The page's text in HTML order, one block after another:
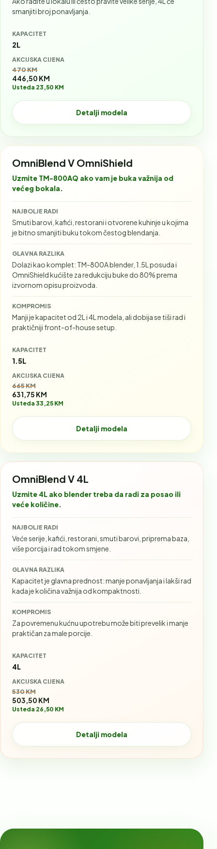
smanjiti broj ponavljanja.
KAPACITET
2L
AKCIJSKA CIJENA
Stara cijena:
470 KM
446,50 KM
Usteda 23,50 KM
Detalji modela
OmniBlend V OmniShield
Uzmite TM-800AQ ako vam je buka važnija od
većeg bokala.
NAJBOLJE RADI
Smuti barovi, kafići, restorani i otvorene kuhinje u kojima
je bitno smanjiti buku tokom čestog blendanja.
GLAVNA RAZLIKA
Dolazi kao komplet: TM-800A blender, 1.5L posuda i
OmniShield kućište za redukciju buke do 80% prema
izvornom opisu proizvoda.
KOMPROMIS
Manji je kapacitet od 2L i 4L modela, ali dobija se tiši rad i
praktičniji front-of-house setup.
KAPACITET
1.5L
AKCIJSKA CIJENA
Stara cijena:
665 KM
631,75 KM
Usteda 33,25 KM
Detalji modela
OmniBlend V 4L
Uzmite 4L ako blender treba da radi za posao ili
veće količine.
NAJBOLJE RADI
Veće serije, kafići, restorani, smuti barovi, priprema baza,
više porcija i rad tokom smjene.
GLAVNA RAZLIKA
Kapacitet je glavna prednost: manje ponavljanja i lakši rad
kada je količina važnija od kompaktnosti.
KOMPROMIS
Za povremenu kućnu upotrebu može biti prevelik i manje
praktičan za male porcije.
KAPACITET
4L
AKCIJSKA CIJENA
Stara cijena:
530 KM
503,50 KM
Usteda 26,50 KM
Detalji modela